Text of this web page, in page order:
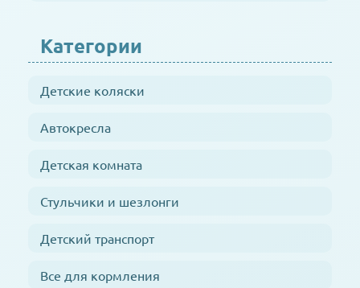
Категории
Детские коляски
Автокресла
Детская комната
Стульчики и шезлонги
Детский транспорт
Все для кормления